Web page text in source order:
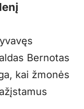
Bernotas
kai žmonės